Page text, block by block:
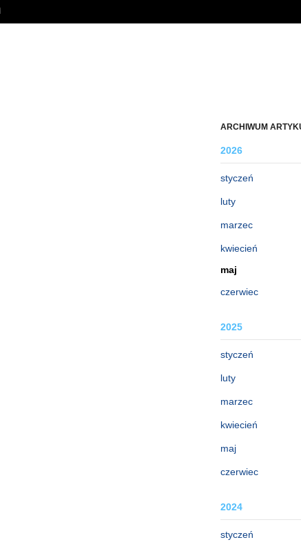
ARCHIWUM
2026
styczeń
luty
marzec
kwiecień
maj
czerwiec
2025
styczeń
luty
marzec
kwiecień
maj
czerwiec
2024
styczeń